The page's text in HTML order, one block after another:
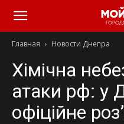
Главная Новости Днепра
Хімічна
атаки рф: у
офіційне